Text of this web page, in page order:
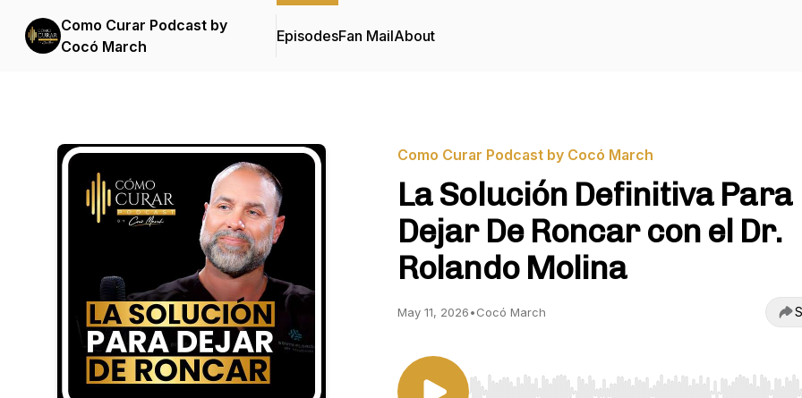
Como Curar Podcast by
Cocó March
EpisodesFan MailAbout
Como Curar Podcast by Cocó March
La Solución Definitiva Para
Dejar De Roncar con el Dr.
Rolando Molina
May 11, 2026•Cocó March